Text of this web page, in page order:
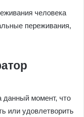
человека
переживания,
данный момент, что
или удовлетворить